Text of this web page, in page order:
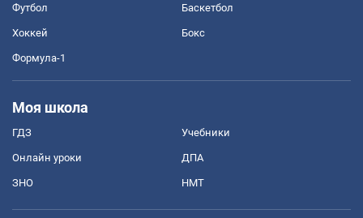
Футбол Баскетбол
Хоккей Бокс
Формула-1
Моя школа
ГДЗ Учебники
Онлайн уроки ДПА
ЗНО НМТ